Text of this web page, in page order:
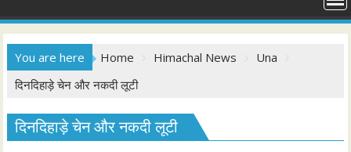
You are here Home Himachal News
Una
दिनदिहाड़े चेन और नकदी लूटी
दिनदिहाड़े चेन और नकदी लूटी